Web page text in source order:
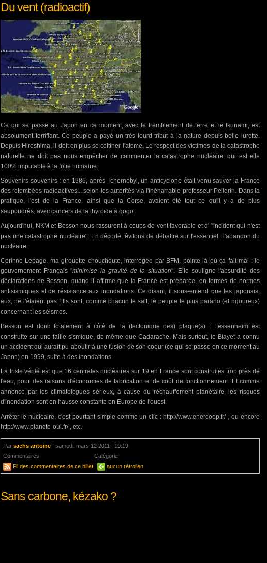
Du vent (radioactif)
Ce qui se passe au Japon en ce moment, avec le tremblement de terre et le tsunami, est
absolument terrifiant. Ce peuple a payé un très lourd tribut à la nature depuis belle lurette.
Depuis Hiroshima, il doit en plus se coltiner l'atome. Le respect des victimes de la catastrophe
naturelle ne doit pas nous empêcher de commenter la catastrophe nucléaire, qui est elle
100% imputable à la folie humaine.
Souvenirs souvenirs : en 1986, après Tchernobyl, un anticyclone était venu sauver la France
des retombées radioactives... selon les autorités via l'inénarrable professeur Pellerin. Dans la
pratique, l'est de la France, ainsi que la Corse, avaient été tout ce qu'il y a de plus
saupoudrés, avec cancers de la thyroïde à gogo.
Aujourd'hui, NKM et Besson nous rassurent à coups de vent favorable et d' "incident qui n'est
pas une catastrophe nucléaire". En décodé, évitons de débattre sur l'essentiel : l'abandon du
nucléaire.
Corinne Lepage, ma girouette chouchoute, interrogée par BFM, pointe là où ça fait mal : le
gouvernement Français "minimise la gravité de la situation". Elle souligne l'absurdité des
déclarations de Besson, quand il affirme que la France est préparée, en termes de normes
antisismiques et de résistance aux inondations. Ce disant, il sous-entend que les japonais,
eux, ne l'étaient pas ! Ils sont, comme chacun le sait, le peuple le plus parano (et rigoureux)
concernant les séismes.
Besson est donc totalement à côté de la (tectonique des) plaque(s) : Fessenheim est
construite sur une faille sismique, de même que Cadarache. Mais surtout, le Blayet a connu
un accident qui aurait pu aboutir à une fusion de son coeur (ce qui se passe en ce moment au
Japon) en 1999, suite à des inondations.
La triste vérité est que 16 centrales nucléaires sur 19 en France sont construites trop près de
l'eau, pour des raisons d'économies de fabrication et de coût de fonctionnement. Et comme
annoncé par les climatologues sérieux, à cause du réchauffement planétaire, les risques
d'inondation sont en hausse constante en Europe de l'ouest.
Arrêter le nucléaire, c'est pourtant simple comme un clic : http://www.enercoop.fr/ , ou encore
http://www.planete-oui.fr/ , etc.
Par sachs antoine | samedi, mars 12 2011 | 19:19
Commentaires
Catégorie
Fil des commentaires de ce billet
aucun rétrolien
Sans carbone, kézako ?